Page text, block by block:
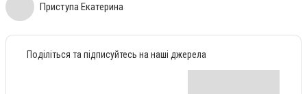
Приступа Екатерина
Поділіться та підписуйтесь на наші джерела